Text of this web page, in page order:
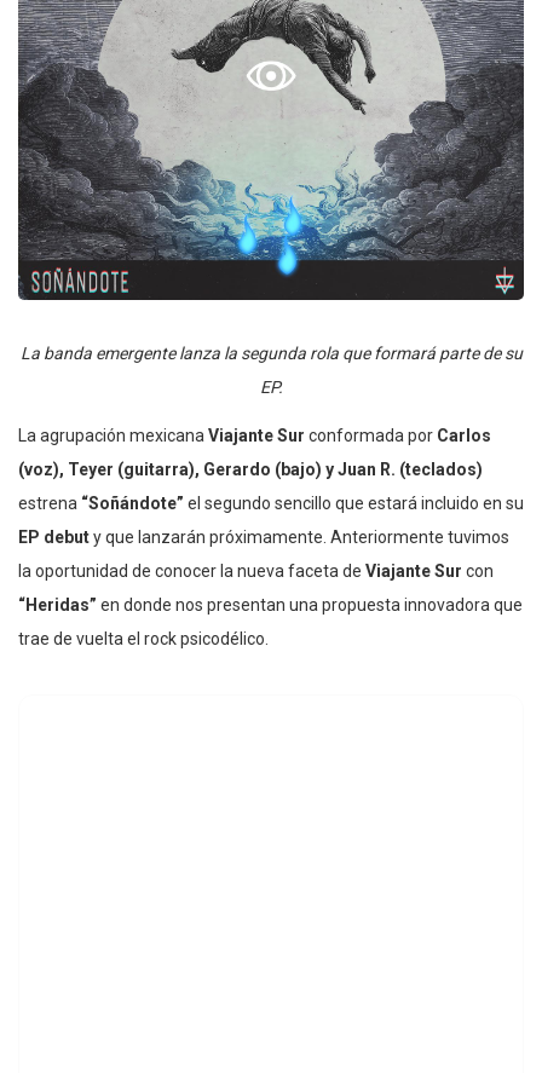
La banda emergente lanza la segunda rola que formará parte de su
EP.
La agrupación mexicana Viajante Sur conformada por Carlos
(voz), Teyer (guitarra), Gerardo (bajo) y Juan R. (teclados)
estrena “Soñándote” el segundo sencillo que estará incluido en su
EP debuty que lanzarán próximamente. Anteriormente tuvimos
la oportunidad de conocer la nueva faceta de Viajante Sur con
“Heridas” en donde nos presentan una propuesta innovadora que
trae de vuelta el rock psicodélico.